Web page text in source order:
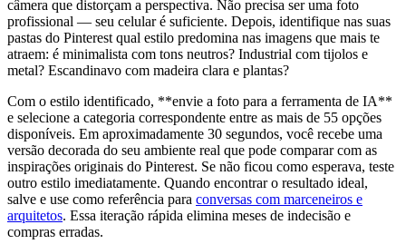
câmera que distorçam a perspectiva. Não precisa ser uma foto
profissional — seu celular é suficiente. Depois, identifique nas suas
pastas do Pinterest qual estilo predomina nas imagens que mais te
atraem: é minimalista com tons neutros? Industrial com tijolos e
metal? Escandinavo com madeira clara e plantas?
Com o estilo identificado, **envie a foto para a ferramenta de IA**
e selecione a categoria correspondente entre as mais de 55 opções
disponíveis. Em aproximadamente 30 segundos, você recebe uma
versão decorada do seu ambiente real que pode comparar com as
inspirações originais do Pinterest. Se não ficou como esperava, teste
outro estilo imediatamente. Quando encontrar o resultado ideal,
salve e use como referência para conversas com marceneiros e
arquitetos. Essa iteração rápida elimina meses de indecisão e
compras erradas.